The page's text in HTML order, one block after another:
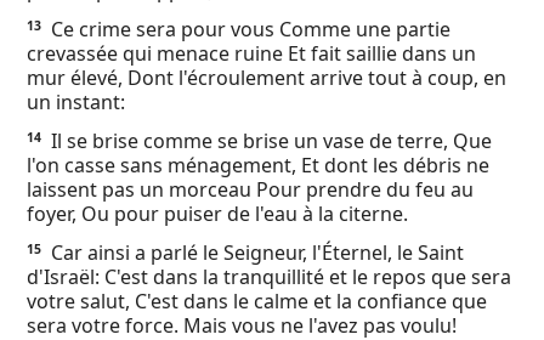
13
Ce crime sera pour vous Comme une partie
crevassée qui menace ruine Et fait saillie dans un
mur élevé, Dont l'écroulement arrive tout à coup, en
un instant:
14 Il se brise comme se brise un vase de terre, Que
l'on casse sans ménagement, Et dont les débris ne
laissent pas un morceau Pour prendre du feu au
foyer, Ou pour puiser de l'eau à la citerne.
15
Car ainsi a parlé le Seigneur, l'Éternel, le Saint
d'Israël: C'est dans la tranquillité et le repos que sera
votre salut, C'est dans le calme et la confiance que
sera votre force. Mais vous ne l'avez pas voulu!